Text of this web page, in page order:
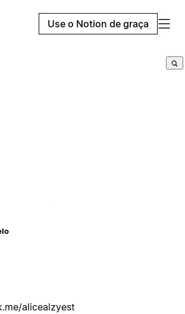
Use o Notion de graça
alicealzyest